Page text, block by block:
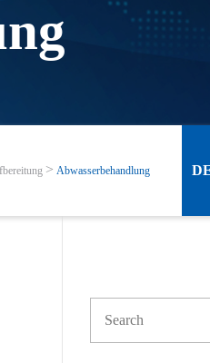
Abwasserbehandlung